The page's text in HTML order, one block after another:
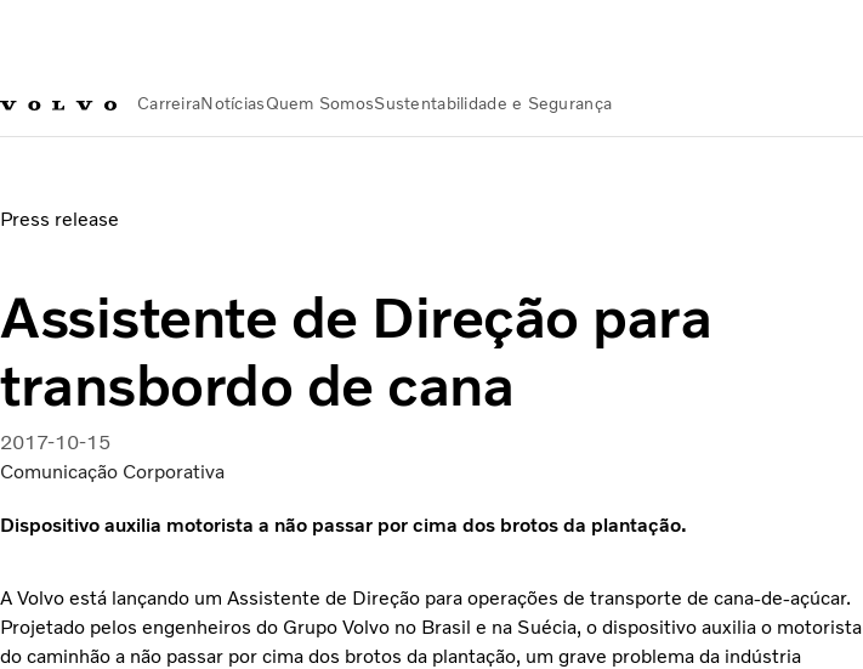
CarreiraNotíciasQuem SomosSustentabilidade e Segurança
Press release
Assistente de Direção para
transbordo de cana
2017-10-15
Comunicação Corporativa
Dispositivo auxilia motorista a não passar por cima dos brotos da plantação.
A Volvo está lançando um Assistente de Direção para operações de transporte de cana-de-açúcar.
Projetado pelos engenheiros do Grupo Volvo no Brasil e na Suécia, o dispositivo auxilia o motorista
do caminhão a não passar por cima dos brotos da plantação, um grave problema da indústria